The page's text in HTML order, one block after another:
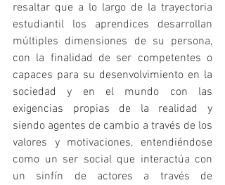
resaltar que a lo largo de la trayectoria
estudiantil los aprendices desarrollan
múltiples dimensiones de su persona,
con la finalidad de ser competentes o
capaces para su desenvolvimiento en la
sociedad y en el mundo con las
exigencias propias de la realidad y
siendo agentes de cambio a través de los
valores y motivaciones, entendiéndose
como un ser social que interactúa con
un sinfín de actores a través de